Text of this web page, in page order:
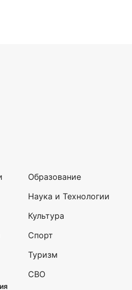
Образование
Наука и Технологии
Культура
Спорт
Туризм
СВО